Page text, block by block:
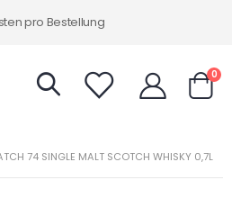
pro Bestellung
0
74 SINGLE MALT SCOTCH WHISKY 0,7L